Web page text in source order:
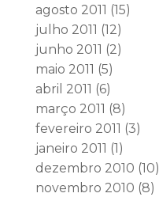
agosto 2011 (15)
julho 2011 (12)
junho 2011 (2)
maio 2011 (5)
abril 2011 (6)
março 2011 (8)
fevereiro 2011 (3)
janeiro 2011 (1)
dezembro 2010 (10)
novembro 2010 (8)